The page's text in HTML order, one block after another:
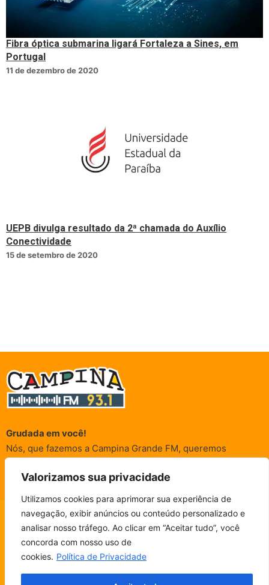
Valorizamos sua privacidade
Utilizamos cookies para aprimorar sua experiência de
navegação, exibir anúncios ou conteúdo personalizado e
analisar nosso tráfego. Ao clicar em “Aceitar tudo”, você
concorda com nosso uso de
cookies. Política de Privacidade
CAMPINA FM - AO VIVO
ESCUTE SEM PARAR!
Fibra óptica submarina ligará Fortaleza a Sines, em
Portugal
11 de dezembro de 2020
UEPB divulga resultado da 2ª chamada do Auxílio
Conectividade
15 de setembro de 2020
Grudada em você!
Nós, que fazemos a Campina Grande FM, queremos
acompanham sempre. É para vocês que a Rádio existe e por
vocês que as informações (informativas, de entretenimento,
promocionais e de conscientização) são realizadas.
© Campina FM 1978 – 2026. Termos de Uso
rox PublicidadeFala, ouvinte!